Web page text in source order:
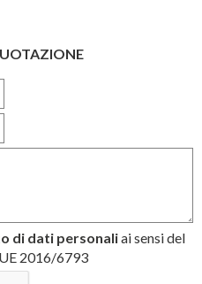
di dati personaliai sensi del
2016/6793